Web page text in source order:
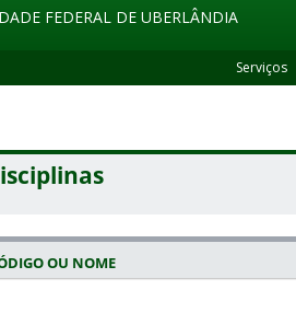
FEDERAL DE UBERLÂNDIA
Serviços
OU NOME